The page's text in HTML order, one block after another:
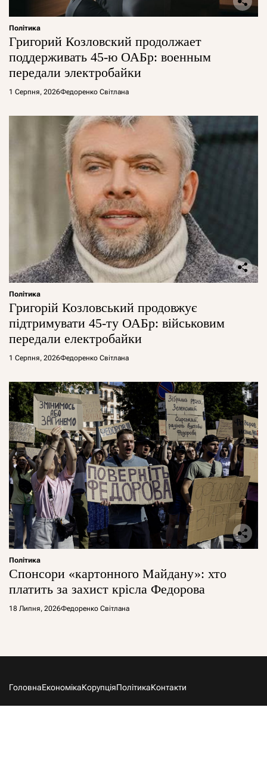
Політика
Григорий Козловский продолжает
поддерживать 45-ю ОАБр: военным
передали электробайки
1 Серпня, 2026Федоренко Світлана
Політика
Григорій Козловський продовжує
підтримувати 45-ту ОАБр: військовим
передали електробайки
1 Серпня, 2026Федоренко Світлана
Політика
Спонсори «картонного Майдану»: хто
платить за захист крісла Федорова
18 Липня, 2026Федоренко Світлана
ГоловнаЕкономікаКорупціяПолітикаКонтакти